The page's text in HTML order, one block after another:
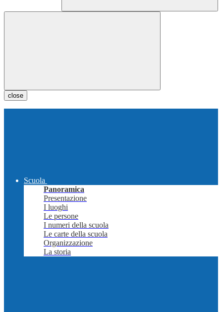
close
Scuola
Panoramica
Presentazione
I luoghi
Le persone
I numeri della scuola
Le carte della scuola
Organizzazione
La storia